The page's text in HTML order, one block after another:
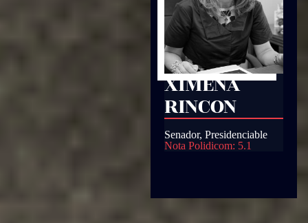
XIMENA
RINCON
Senador, Presidenciable
Nota Polidicom: 5.1